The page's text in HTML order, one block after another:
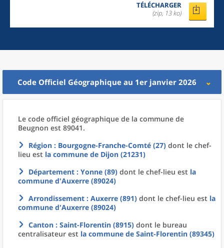
TÉLÉCHARGER
(zip, 13 ko)
Code Officiel Géographique au 1er janvier 2026
Le code officiel géographique de la commune de
Beugnon est 89041.
Région : Bourgogne-Franche-Comté (27) dont le chef-
lieu est la commune de Dijon (21231)
Département : Yonne (89) dont le chef-lieu est la
commune d'Auxerre (89024)
Arrondissement : Auxerre (891) dont le chef-lieu est la
commune d'Auxerre (89024)
Canton : Saint-Florentin (8915) dont le bureau
centralisateur est la commune de Saint-Florentin (89345)